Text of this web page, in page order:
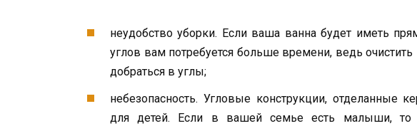
неудобство уборки. Если ваша ванна будет иметь
углов вам потребуется больше времени, ведь
добраться в углы;
небезопасность. Угловые конструкции, отделанные
для детей. Если в вашей семье есть малыши, то